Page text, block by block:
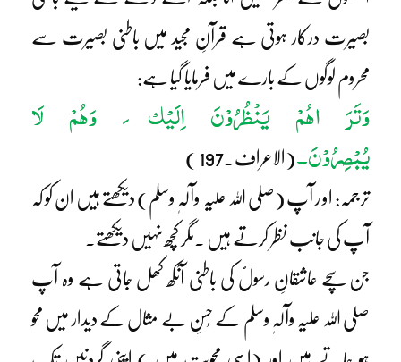
بصیرت درکار ہوتی ہے قرآنِ مجید میں باطنی بصیرت سے
محروم لوگوں کے بارے میں فرمایا گیا ہے:
وَتَرَ اھُمْ یَنْظُرُوْنَ اِلَیْک َ وَھُمْ لَا
یُبْصِرُوْنَ۔(الاعراف۔197 )
ترجمہ: او ر آپ (صلی اللہ علیہ وآلہٖ وسلم) دیکھتے ہیں ان کو کہ
آپ کی جانب نظر کرتے ہیں ۔مگر کچھ نہیں دیکھتے۔
جن سچے عاشقانِ رسولؐ کی باطنی آنکھ کھل جاتی ہے وہ آپ
صلی اللہ علیہ وآلہٖ وسلم کے حُسنِ بے مثال کے دیدار میں محو